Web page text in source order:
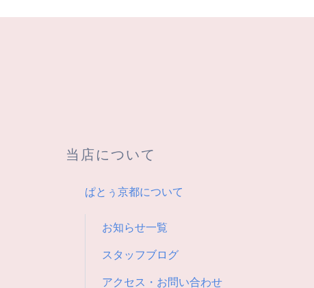
ナ
当店について
ぱとぅ京都について
お知らせ一覧
スタッフブログ
アクセス・お問い合わせ